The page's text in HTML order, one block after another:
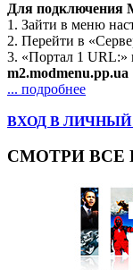
Для подключения
1. Зайти в меню
2. Перейти в
3. «Портал 1 URL:»
m2.modmenu.pp.ua
... подробнее
ВХОД В
СМОТРИ ВСЕ